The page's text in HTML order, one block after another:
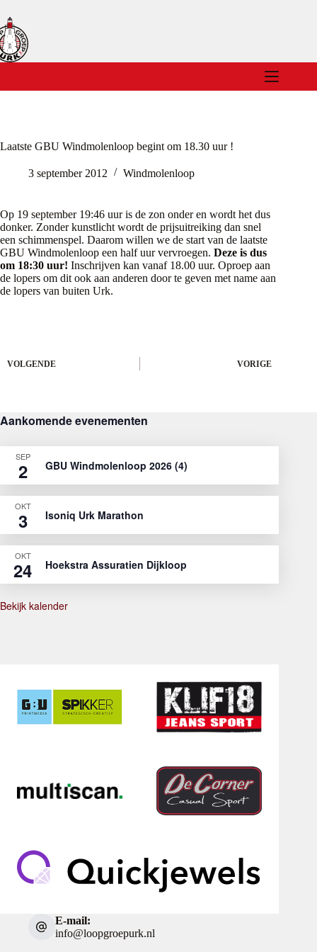
naar
de
inhoud
Laatste GBU Windmolenloop begint om 18.30 uur !
3 september 2012 Windmolenloop
Op 19 september 19:46 uur is de zon onder en wordt het dus
donker. Zonder kunstlicht wordt de prijsuitreiking dan snel
een schimmenspel. Daarom willen we de start van de laatste
GBU Windmolenloop een half uur vervroegen. Deze is dus
om 18:30 uur! Inschrijven kan vanaf 18.00 uur. Oproep aan
de lopers om dit ook aan anderen door te geven met name aan
de lopers van buiten Urk.
VORIGE
VOLGENDE
Aankomende evenementen
SEP
2 GBU Windmolenloop 2026 (4)
OKT
3 Isoniq Urk Marathon
OKT
24 Hoekstra Assuratien Dijkloop
Bekijk kalender
E-mail:
info@loopgroepurk.nl